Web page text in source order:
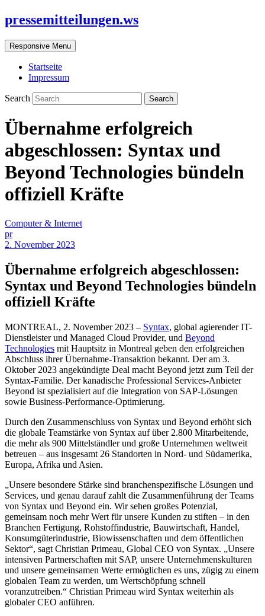
pressemitteilungen.ws
Responsive Menu
Startseite
Impressum
Search
Übernahme erfolgreich
abgeschlossen: Syntax und
Beyond Technologies bündeln
offiziell Kräfte
Computer & Internet
pr
2. November 2023
Übernahme erfolgreich abgeschlossen:
Syntax und Beyond Technologies bündeln
offiziell Kräfte
MONTREAL, 2. November 2023 – Syntax, global agierender IT-
Dienstleister und Managed Cloud Provider, und Beyond
Technologies mit Hauptsitz in Montreal geben den erfolgreichen
Abschluss ihrer Übernahme-Transaktion bekannt. Der am 3.
Oktober 2023 angekündigte Deal macht Beyond jetzt zum Teil der
Syntax-Familie. Der kanadische Professional Services-Anbieter
Beyond ist spezialisiert auf die Integration von SAP-Lösungen
sowie Business-Performance-Optimierung.
Durch den Zusammenschluss von Syntax und Beyond erhöht sich
die globale Teamstärke von Syntax auf über 2.800 Mitarbeitende,
die mehr als 900 Mittelständler und große Unternehmen weltweit
betreuen – aus insgesamt 26 Standorten in Nord- und Südamerika,
Europa, Afrika und Asien.
„Unsere besondere Stärke sind branchenspezifische Lösungen und
Services, und genau darauf zahlt die Zusammenführung der Teams
von Syntax und Beyond ein. Wir sehen großes Potenzial,
gemeinsam noch mehr Wert für unsere Kunden zu stiften – in den
Branchen Fertigung, Rohstoffindustrie, Bauwirtschaft, Handel,
Konsumgüterindustrie, Biowissenschaften und dem öffentlichen
Sektor“, sagt Christian Primeau, Global CEO von Syntax. „Unsere
intensiven Partnerschaften mit SAP, unsere Unternehmenskulturen
und unsere gemeinsamen Werte ermöglichen es uns, zügig zu einem
globalen Team zu werden, um Wertschöpfung schnell
voranzutreiben.“ Christian Primeau wird Syntax weiterhin als
globaler CEO anführen.